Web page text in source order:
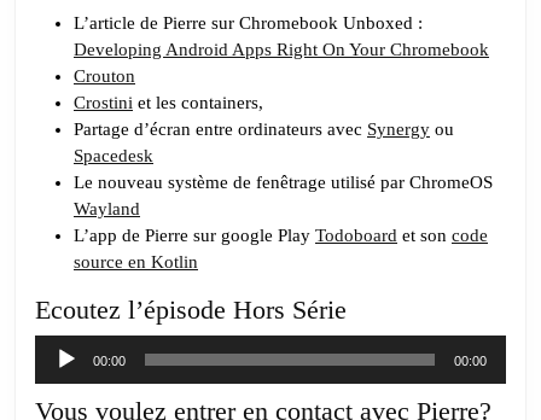
L’article de Pierre sur Chromebook Unboxed :
Developing Android Apps Right On Your Chromebook
Crouton
Crostini et les containers,
Partage d’écran entre ordinateurs avec Synergy ou
Spacedesk
Le nouveau système de fenêtrage utilisé par ChromeOS
Wayland
L’app de Pierre sur google Play Todoboard et son code
source en Kotlin
Ecoutez l’épisode Hors Série
Lecteur
audio
00:00 00:00
Vous voulez entrer en contact avec Pierre?